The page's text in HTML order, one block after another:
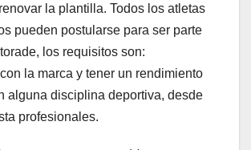
la plantilla. Todos los atletas
pueden postularse para ser parte
los requisitos son:
la marca y tener un rendimiento
alguna disciplina deportiva, desde
profesionales.